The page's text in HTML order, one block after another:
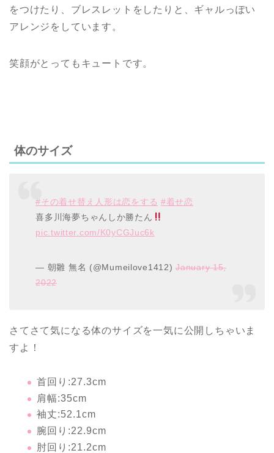
をつけたり、ブレスレットをしたりと、ギャルっぽい
アレンジをしています。
笑顔がとってもキュートです。
体のサイズ
#その着せ替え人形は恋をする #着せ恋
喜多川海夢ちゃんしか勝たん
pic.twitter.com/K0yCGJuc6k
— 朝雛 無名 (@Mumeilove1412)January 15,
2022
さてさて気になる体のサイズを一気に公開しちゃいま
すよ！
首回り:27.3cm
肩幅:35cm
袖丈:52.1cm
腕回り:22.9cm
肘回り:21.2cm